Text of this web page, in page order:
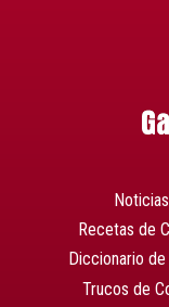
Noticias
Recetas de
Diccionario
Trucos de